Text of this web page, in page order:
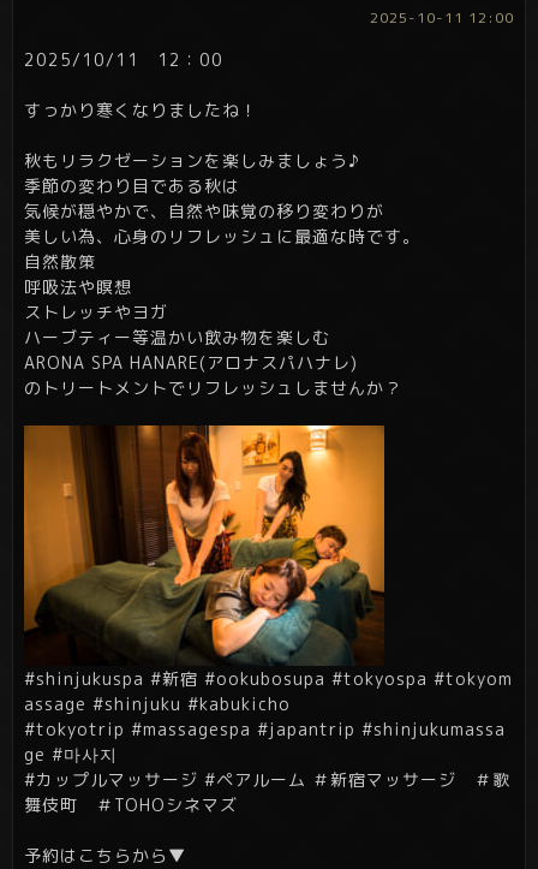
2025-10-11 12:00
2025/10/11 12：00
すっかり寒くなりましたね！
秋もリラクゼーションを楽しみましょう♪
季節の変わり目である秋は
気候が穏やかで、自然や味覚の移り変わりが
美しい為、心身のリフレッシュに最適な時です。
自然散策
呼吸法や瞑想
ストレッチやヨガ
ハーブティー等温かい飲み物を楽しむ
ARONA SPA HANARE(アロナスパハナレ)
のトリートメントでリフレッシュしませんか？
#shinjukuspa #新宿 #ookubosupa #tokyospa #tokyom
assage #shinjuku #kabukicho
#tokyotrip #massagespa #japantrip #shinjukumassa
ge #마사지
#カップルマッサージ #ペアルーム ＃新宿マッサージ ＃歌
舞伎町 ＃TOHOシネマズ
予約はこちらから▼